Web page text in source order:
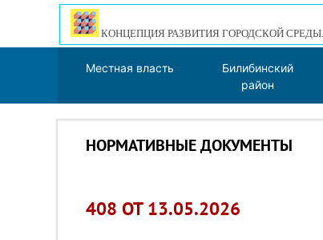
КОНЦЕПЦИЯ РАЗВИТИЯ ГОРОДСКОЙ
Местная власть
Билибинский
район
НОРМАТИВНЫЕ ДОКУМЕНТЫ
408 ОТ 13.05.2026